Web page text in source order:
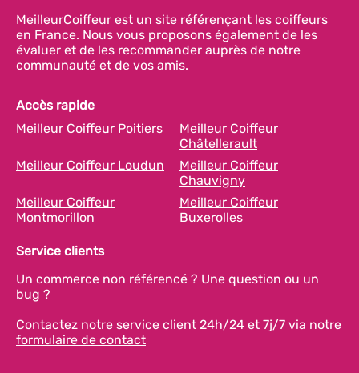
MeilleurCoiffeur est un site référençant les coiffeurs
en France. Nous vous proposons également de les
évaluer et de les recommander auprès de notre
communauté et de vos amis.
Accès rapide
Meilleur Coiffeur Poitiers
Meilleur Coiffeur
Châtellerault
Meilleur Coiffeur Loudun
Meilleur Coiffeur
Chauvigny
Meilleur Coiffeur
Montmorillon
Meilleur Coiffeur
Buxerolles
Service clients
Un commerce non référencé ? Une question ou un
bug ?
Contactez notre service client 24h/24 et 7j/7 via notre
formulaire de contact